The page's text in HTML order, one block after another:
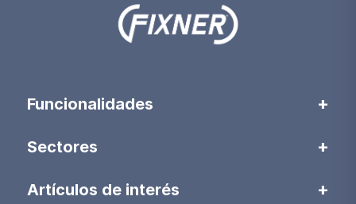
Funcionalidades
Sectores
Artículos de interés